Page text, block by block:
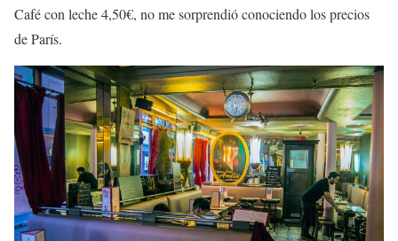
Café con leche 4,50€, no me sorprendió conociendo los precios
de París.